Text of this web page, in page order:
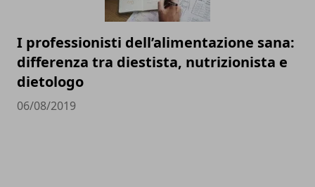
I professionisti dell’alimentazione sana:
differenza tra diestista, nutrizionista e
dietologo
06/08/2019